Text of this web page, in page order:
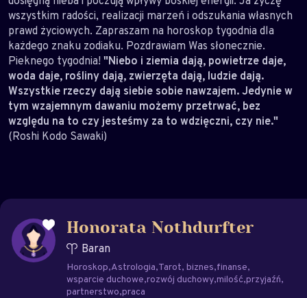
wszystkim radości, realizacji marzeń i odszukania własnych
prawd życiowych. Zapraszam na horoskop tygodnia dla
każdego znaku zodiaku. Pozdrawiam Was słonecznie.
Pieknego tygodnia! "Niebo i ziemia dają, powietrze daje,
woda daje, rośliny dają, zwierzęta dają, ludzie dają.
Wszystkie rzeczy dają siebie sobie nawzajem. Jedynie w
tym wzajemnym dawaniu możemy przetrwać, bez
względu na to czy jesteśmy za to wdzięczni, czy nie."
(Roshi Kodo Sawaki)
Honorata Nothdurfter
Baran
Horoskop Astrologia Tarot biznes finanse
wsparcie duchowe rozwój duchowy milość przyjaźń
partnerstwo praca